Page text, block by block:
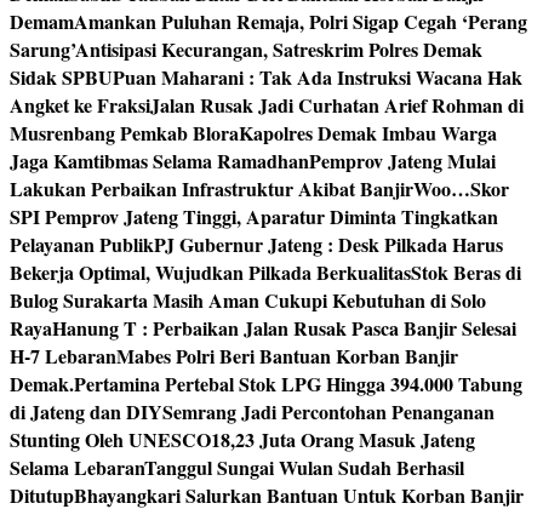
DemamAmankan Puluhan Remaja, Polri Sigap Cegah ‘Perang
Sarung’Antisipasi Kecurangan, Satreskrim Polres Demak
Sidak SPBUPuan Maharani : Tak Ada Instruksi Wacana Hak
Angket ke FraksiJalan Rusak Jadi Curhatan Arief Rohman di
Musrenbang Pemkab BloraKapolres Demak Imbau Warga
Jaga Kamtibmas Selama RamadhanPemprov Jateng Mulai
Lakukan Perbaikan Infrastruktur Akibat BanjirWoo…Skor
SPI Pemprov Jateng Tinggi, Aparatur Diminta Tingkatkan
Pelayanan PublikPJ Gubernur Jateng : Desk Pilkada Harus
Bekerja Optimal, Wujudkan Pilkada BerkualitasStok Beras di
Bulog Surakarta Masih Aman Cukupi Kebutuhan di Solo
RayaHanung T : Perbaikan Jalan Rusak Pasca Banjir Selesai
H-7 LebaranMabes Polri Beri Bantuan Korban Banjir
Demak.Pertamina Pertebal Stok LPG Hingga 394.000 Tabung
di Jateng dan DIYSemrang Jadi Percontohan Penanganan
Stunting Oleh UNESCO18,23 Juta Orang Masuk Jateng
Selama LebaranTanggul Sungai Wulan Sudah Berhasil
DitutupBhayangkari Salurkan Bantuan Untuk Korban Banjir